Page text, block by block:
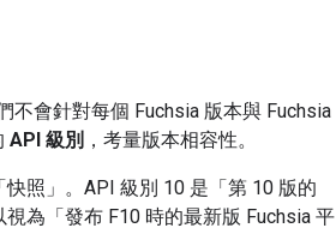
不會針對每個 Fuchsia 版本與 Fuchsia
API 級別 ，考量版本相容性。
照」。API 級別 10 是「第 10 版的
為「發布 F10 時的最新版 Fuchsia 平